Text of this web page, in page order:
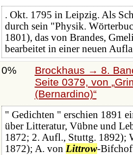
. Okt. 1795 in Leipzig. Als
durch sein "Physik.
1801), das von Brandes,
bearbeitet in einer neuen
0%
Brockhaus → 8.
Seite 0379, von
(Bernardino)
" Gedichten " erschien 1891
über Litteratur, Vübne und
1872; 2. Aufl., Stuttg. 1892);
1872); A. von Littrow-